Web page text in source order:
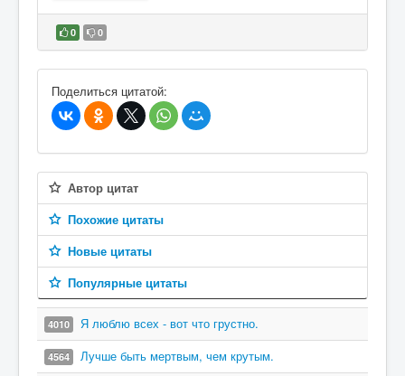
0 0
В избранное
Поделиться цитатой:
Автор цитат
Похожие цитаты
Новые цитаты
Популярные цитаты
4010 Я люблю всех - вот что грустно.
4564 Лучше быть мертвым, чем крутым.